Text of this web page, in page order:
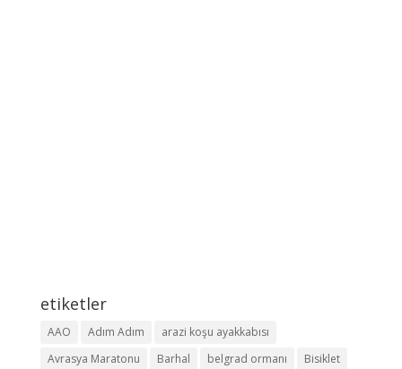
etiketler
AAO Adım Adım
arazi koşu ayakkabısı
Avrasya Maratonu
Barhal belgrad ormanı
Bisiklet